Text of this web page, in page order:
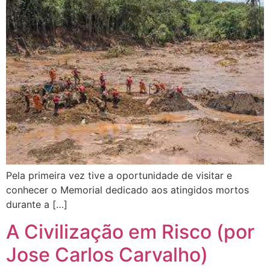
Pela primeira vez tive a oportunidade de visitar e
conhecer o Memorial dedicado aos atingidos mortos
durante a […]
A Civilização em Risco (por
Jose Carlos Carvalho)